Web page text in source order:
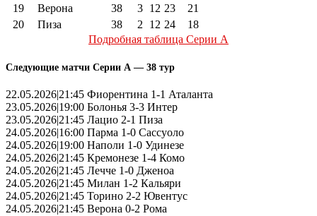
19
Верона 38 3 12 23
21
20
Пиза 38 2 12 24
18
Подробная таблица Серии А
Следующие матчи Серии А — 38 тур
22.05.2026|21:45 Фиорентина 1-1 Аталанта
23.05.2026|19:00 Болонья 3-3 Интер
23.05.2026|21:45 Лацио 2-1 Пиза
24.05.2026|16:00 Парма 1-0 Сассуоло
24.05.2026|19:00 Наполи 1-0 Удинезе
24.05.2026|21:45 Кремонезе 1-4 Комо
24.05.2026|21:45 Лечче 1-0 Дженоа
24.05.2026|21:45 Милан 1-2 Кальяри
24.05.2026|21:45 Торино 2-2 Ювентус
24.05.2026|21:45 Верона 0-2 Рома